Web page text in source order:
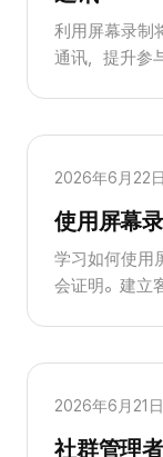
利用屏幕录制
通讯，提升参
2026年6月22日
使用屏幕
学习如何使用
会证明。建立
2026年6月21日
社群管理